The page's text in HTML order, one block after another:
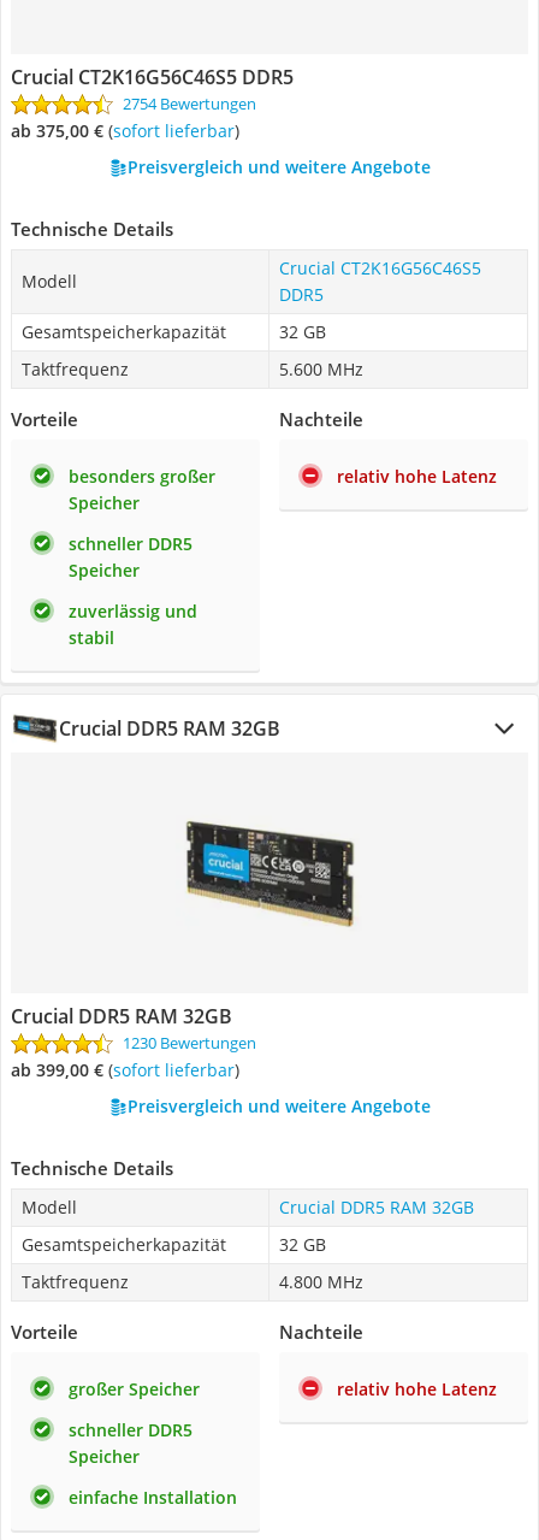
Crucial CT2K16G56C46S5 DDR5
2754 Bewertungen
ab 375,00 € ( Sofort lieferbar)
Preisvergleich und weitere Angebote
Technische Details
Modell
Crucial CT2K16G56C46S5
DDR5
Gesamtspeicherkapazität
32 GB
Taktfrequenz
5.600 MHz
Vorteile
besonders großer
Speicher
schneller DDR5
Speicher
zuverlässig und
stabil
Nachteile
relativ hohe Latenz
Crucial DDR5 RAM 32GB
Crucial DDR5 RAM 32GB
1230 Bewertungen
ab 399,00 € ( Sofort lieferbar)
Preisvergleich und weitere Angebote
Technische Details
Modell
Crucial DDR5 RAM 32GB
Gesamtspeicherkapazität
32 GB
Taktfrequenz
4.800 MHz
Vorteile
großer Speicher
schneller DDR5
Speicher
einfache Installation
Nachteile
relativ hohe Latenz